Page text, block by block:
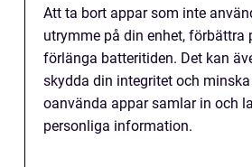
Att ta bort appar som inte
utrymme på din enhet, förbättra
förlänga batteritiden. Det kan
skydda din integritet och
oanvända appar samlar in och
personliga information.